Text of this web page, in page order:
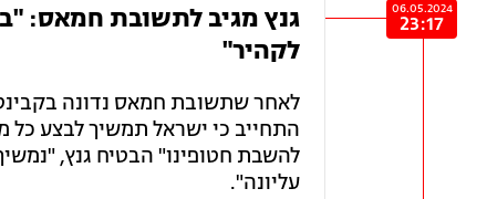
06.05.2024
23:17
גנץ מגיב לתשובת חמאס:
לקהיר"
לאחר שתשובת חמאס נדונה
התחייב כי ישראל תמשיך לבצע כל
להשבת חטופינו" הבטיח גנץ,
עליונה".